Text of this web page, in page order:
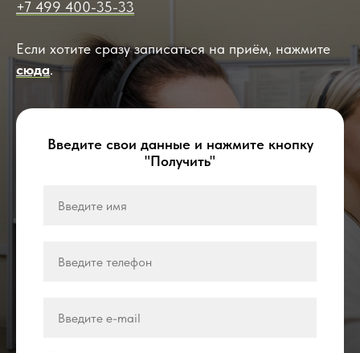
+7 499 400-35-33
Если хотите сразу записаться на приём, нажмите
сюда.
Введите свои данные и нажмите кнопку
"Получить"